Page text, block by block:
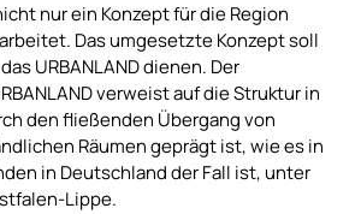
nur ein Konzept für die Region
Das umgesetzte Konzept soll
URBANLAND dienen. Der
verweist auf die Struktur in
den fließenden Übergang von
Räumen geprägt ist, wie es in
in Deutschland der Fall ist, unter
Lippe.